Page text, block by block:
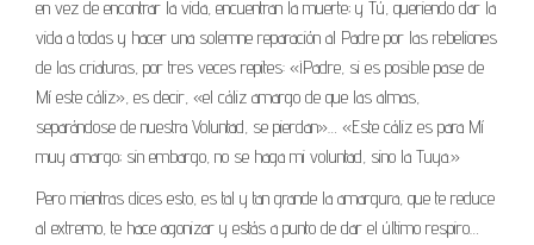
en vez de encontrar la vida, encuentran la muerte; y Tú, queriendo dar la
vida a todas y hacer una solemne reparación al Padre por las rebeliones
de las criaturas, por tres veces repites: «¡Padre, si es posible pase de
Mí este cáliz», es decir, «el cáliz amargo de que las almas,
separándose de nuestra Voluntad, se pierdan»… «Este cáliz es para Mí
muy amargo; sin embargo, no se haga mi voluntad, sino la Tuya.»
Pero mientras dices esto, es tal y tan grande la amargura, que te reduce
al extremo, te hace agonizar y estás a punto de dar el último respiro…